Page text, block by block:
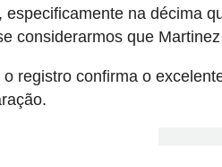
especificamente na décima
considerarmos que
registro confirma o